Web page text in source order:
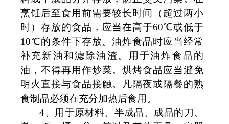
烹饪后至食用前需要较长时间（超过两小
时）存放的食品，应当在高于60℃或低于
10℃的条件下存放。油炸食品时应当经常
补充新油和滤除油渣。用于油炸食品的
油，不得再用作炒菜。烘烤食品应当避免
明火直接与食品接触。凡隔夜或隔餐的熟
食制品必须在充分加热后食用。
4、用于原材料、半成品、成品的刀、